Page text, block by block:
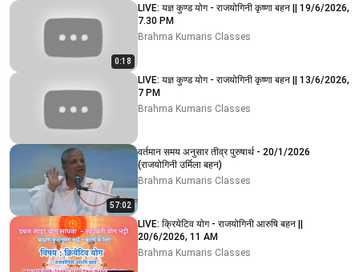
0:18
LIVE: यज्ञ कुण्ड योग - राजयोगिनी कृष्णा बहन || 19/6/2026,
7.30 PM
Brahma Kumaris Classes
LIVE: यज्ञ कुण्ड योग - राजयोगिनी कृष्णा बहन || 13/6/2026,
7 PM
Brahma Kumaris Classes
57:02
वर्तमान समय अनुसार तीव्र पुरुषार्थ - 20/1/2026
(राजयोगिनी उर्मिला बहन)
Brahma Kumaris Classes
LIVE: क्रियेटिव योग - राजयोगिनी आरुषि बहन ||
20/6/2026, 11 AM
Brahma Kumaris Classes